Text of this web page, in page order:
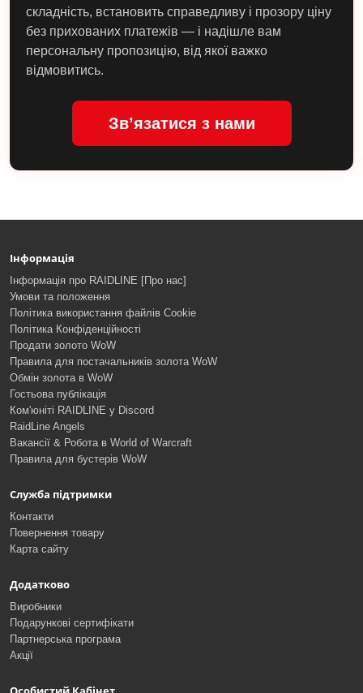
складність, встановить справедливу і прозору ціну
без прихованих платежів — і надішле вам
персональну пропозицію, від якої важко
відмовитись.
Зв’язатися з нами
Інформація
Інформація про RAIDLINE [Про нас]
Умови та положення
Політика використання файлів Cookie
Політика Конфіденційності
Продати золото WoW
Правила для постачальників золота WoW
Обмін золота в WoW
Гостьова публікація
Ком'юніті RAIDLINE у Discord
RaidLine Angels
Вакансії & Робота в World of Warcraft
Правила для бустерів WoW
Служба підтримки
Контакти
Повернення товару
Карта сайту
Додатково
Виробники
Подарункові сертифікати
Партнерська програма
Акції